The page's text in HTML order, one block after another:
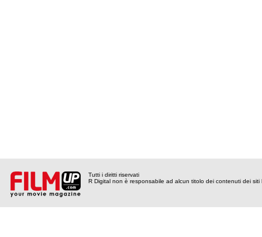
Tutti i diritti riservati
R Digital non è responsabile ad alcun titolo dei contenuti dei siti